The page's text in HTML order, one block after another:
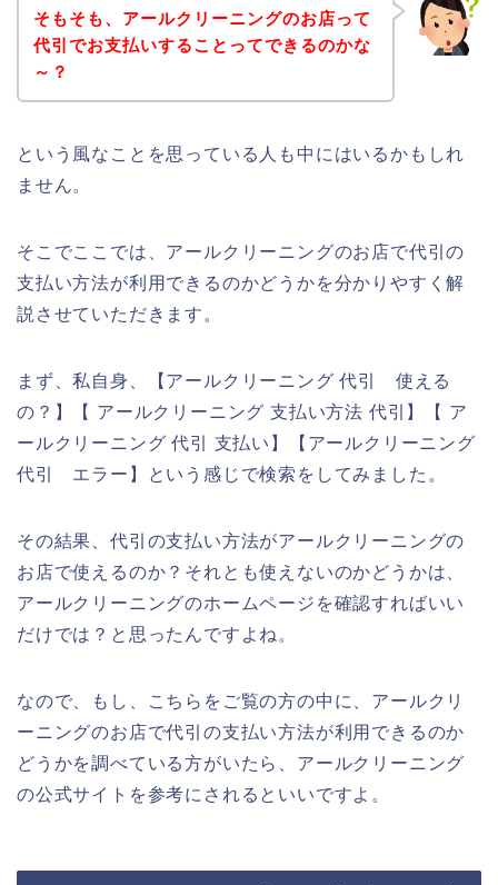
そもそも、アールクリーニングのお店って
代引でお支払いすることってできるのかな
～？
という風なことを思っている人も中にはいるかもしれ
ません。
そこでここでは、アールクリーニングのお店で代引の
支払い方法が利用できるのかどうかを分かりやすく解
説させていただきます。
まず、私自身、【アールクリーニング 代引 使える
の？】【 アールクリーニング 支払い方法 代引】【 ア
ールクリーニング 代引 支払い】【アールクリーニング
代引 エラー】という感じで検索をしてみました。
その結果、代引の支払い方法がアールクリーニングの
お店で使えるのか？それとも使えないのかどうかは、
アールクリーニングのホームページを確認すればいい
だけでは？と思ったんですよね。
なので、もし、こちらをご覧の方の中に、アールクリ
ーニングのお店で代引の支払い方法が利用できるのか
どうかを調べている方がいたら、アールクリーニング
の公式サイトを参考にされるといいですよ。